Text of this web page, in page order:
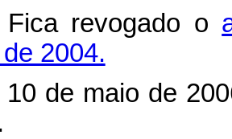
revogado o
2004.
de maio de